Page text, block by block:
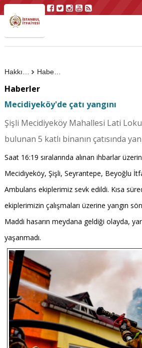
Haberler
Haberler
Mecidiyeköy'de çatı yangını
Şişli Mecidiyeköy Mahallesi Lati
bulunan 5 katlı binanın çatısında
Saat 16:19 sıralarında alınan ihbarlar
Mecidiyeköy, Şişli, Seyrantepe, Beyoğlu
Ambulans ekiplerimiz sevk edildi. Kısa
ekiplerimizin çalışmaları üzerine yangın
Maddi hasarın meydana geldiği olayda,
yaşanmadı.